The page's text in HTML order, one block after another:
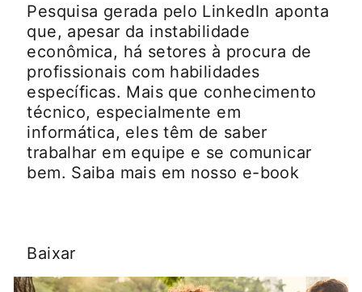
Pesquisa gerada pelo LinkedIn aponta
que, apesar da instabilidade
econômica, há setores à procura de
profissionais com habilidades
específicas. Mais que conhecimento
técnico, especialmente em
informática, eles têm de saber
trabalhar em equipe e se comunicar
bem. Saiba mais em nosso e-book
Baixar